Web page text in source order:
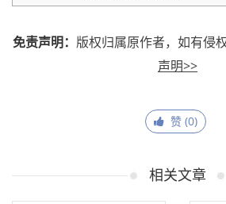
免责声明： 版权归属原作者，如有侵
声明>>
赞 (0)
相关文章